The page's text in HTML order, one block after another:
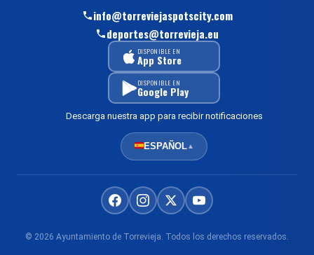
info@torreviejaspotscity.com
deportes@torrevieja.eu
DISPONIBLE EN
App Store
DISPONIBLE EN
Google Play
Descarga nuestra app para recibir notificaciones
ESPAÑOL▲
© 2026 Ayuntamiento de Torrevieja. Todos los derechos reservados.